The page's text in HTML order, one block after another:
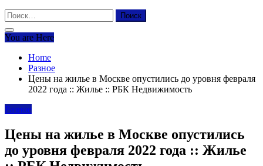
Найти:
You are Here
Home
Разное
Цены на жилье в Москве опустились до уровня февраля
2022 года :: Жилье :: РБК Недвижимость
Разное
Цены на жилье в Москве опустились
до уровня февраля 2022 года :: Жилье